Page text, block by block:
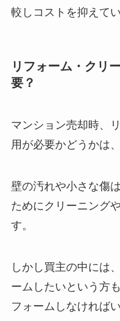
較しコストを抑えて
リフォーム・クリ
要？
マンション売却時、
用が必要かどうかは
壁の汚れや小さな傷
ためにクリーニング
す。
しかし買主の中には
ームしたいという方
フォームしなければ